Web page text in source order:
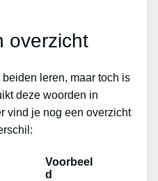
overzicht
leren, maar toch is
deze woorden in
vind je nog een overzicht
Voorbeel
d